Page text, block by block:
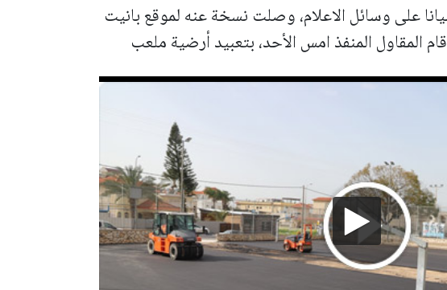
على وسائل الاعلام، وصلت نسخة عنه لموقع بانيت
المقاول المنفذ امس الأحد، بتعبيد أرضية ملعب